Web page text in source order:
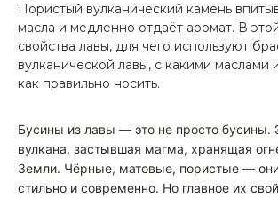
Пористый вулканический камень
масла и медленно отдаёт аромат. В
свойства лавы, для чего используют
вулканической лавы, с какими маслами
как правильно носить.
Бусины из лавы — это не просто бусины.
вулкана, застывшая магма, хранящая
Земли. Чёрные, матовые, пористые —
стильно и современно. Но главное их